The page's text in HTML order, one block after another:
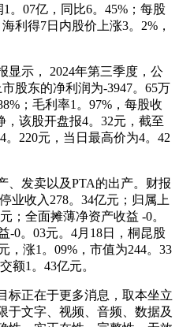
。07亿，同比6。45%；每股
利得7日内股价上涨3。2%，
示， 2024年第三季度，公
股东的净利润为-3947。65万
；毛利率1。97%，每股收
，该股开盘报4。32元，截至
。220元，当日最高价为4。42
发卖以及PTA的出产。财报
业收入278。34亿元；归属上
；全面摊薄净资产收益 -0。
-0。03元。4月18日，桐昆股
，涨1。09%，市值为244。33
额1。43亿元。
正在于更多消息，取本坐立
于文字、视频、音频、数据及